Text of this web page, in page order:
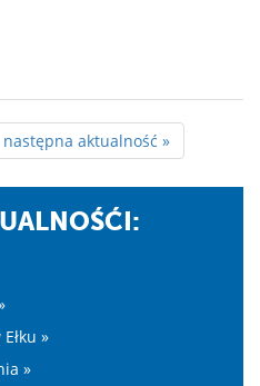
następna aktualność »
»
»